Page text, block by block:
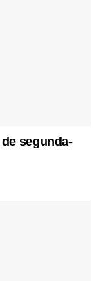
segunda-